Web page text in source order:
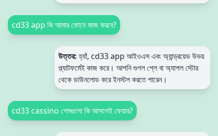
cd33 app কি আমার ফোনে কাজ করবে?
উত্তর:হ্যাঁ, cd33 app আইওএস এবং অ্যান্ড্রয়েড উভয়
প্ল্যাটফর্মেই কাজ করে। আপনি গুগল প্লে বা অ্যাপল স্টোর
থেকে ডাউনলোড করে ইনস্টল করতে পারেন।
cd33 cassino গেমগুলো কি আসলেই ফেয়ার?